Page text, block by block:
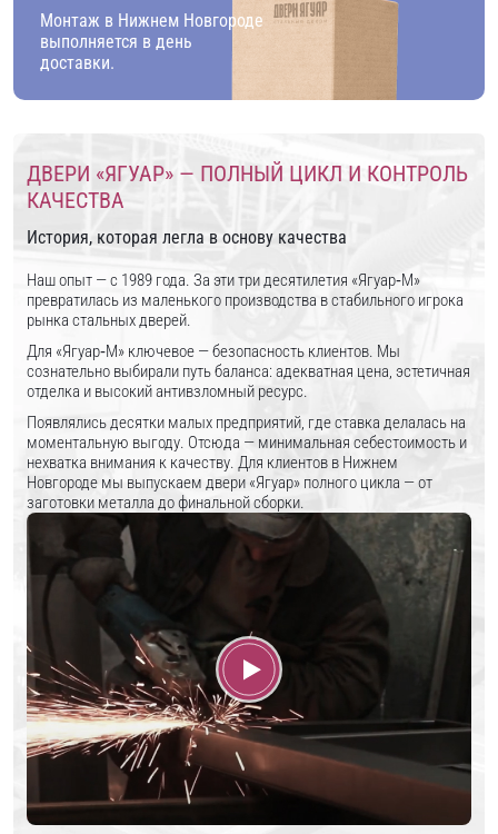
Монтаж в Нижнем Новгороде
выполняется в день
доставки.
ДВЕРИ «ЯГУАР» — ПОЛНЫЙ ЦИКЛ И КОНТРОЛЬ
КАЧЕСТВА
История, которая легла в основу качества
Наш опыт — с 1989 года. За эти три десятилетия «Ягуар‑М»
превратилась из маленького производства в стабильного игрока
рынка стальных дверей.
Для «Ягуар‑М» ключевое — безопасность клиентов. Мы
сознательно выбирали путь баланса: адекватная цена, эстетичная
отделка и высокий антивзломный ресурс.
Появлялись десятки малых предприятий, где ставка делалась на
моментальную выгоду. Отсюда — минимальная себестоимость и
нехватка внимания к качеству. Для клиентов в Нижнем
Новгороде мы выпускаем двери «Ягуар» полного цикла — от
заготовки металла до финальной сборки.